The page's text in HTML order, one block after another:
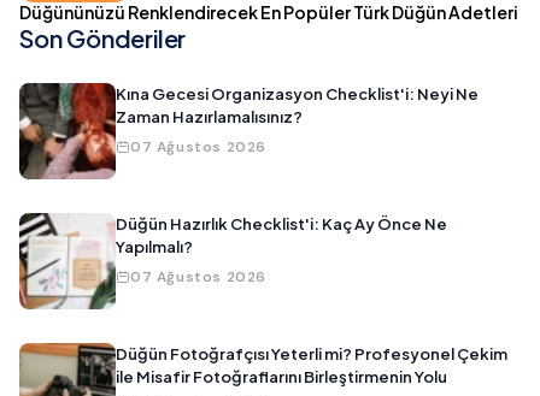
Düğününüzü Renklendirecek En Popüler Türk Düğün Adetleri
Son Gönderiler
Kına Gecesi Organizasyon Checklist'i: Neyi Ne
Zaman Hazırlamalısınız?
07 Ağustos 2026
Düğün Hazırlık Checklist'i: Kaç Ay Önce Ne
Yapılmalı?
07 Ağustos 2026
Düğün Fotoğrafçısı Yeterli mi? Profesyonel Çekim
ile Misafir Fotoğraflarını Birleştirmenin Yolu